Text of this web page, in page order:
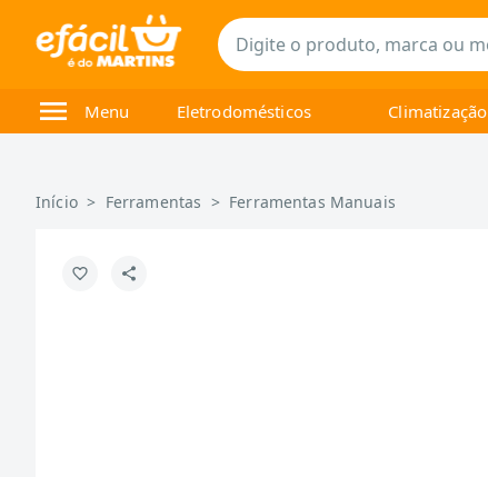
Menu Eletrodomésticos Climatização
Início > Ferramentas > Ferramentas Manuais